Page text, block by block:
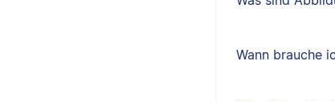
Wann brauche